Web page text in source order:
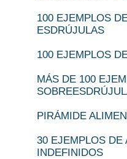
100 EJEMPLOS
ESDRÚJULAS
100 EJEMPLOS
MÁS DE 100
PIRÁMIDE
30 EJEMPLOS DE
INDEFINIDOS